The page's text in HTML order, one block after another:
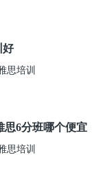
好
思培训
思6分班哪个便宜
思培训